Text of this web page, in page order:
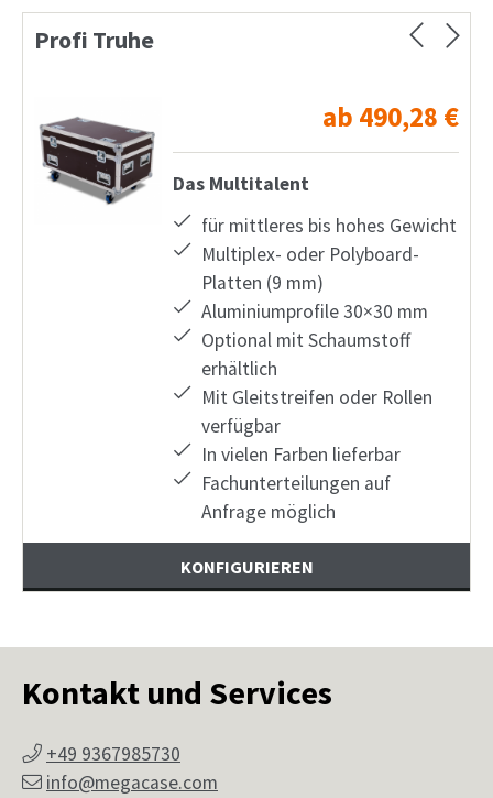
Profi Truhe
ab 490,28 €
Das Multitalent
für mittleres bis hohes Gewicht
Multiplex- oder Polyboard-
Platten (9 mm)
Aluminiumprofile 30×30 mm
Optional mit Schaumstoff
erhältlich
Mit Gleitstreifen oder Rollen
verfügbar
In vielen Farben lieferbar
Fachunterteilungen auf
Anfrage möglich
KONFIGURIEREN
Kontakt und Services
+49 9367985730
info@megacase.com